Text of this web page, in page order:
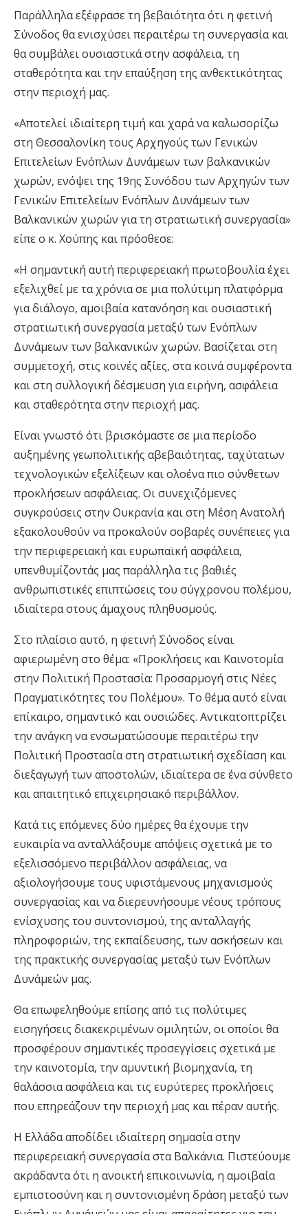
Παράλληλα εξέφρασε τη βεβαιότητα ότι η φετινή
Σύνοδος θα ενισχύσει περαιτέρω τη συνεργασία και
θα συμβάλει ουσιαστικά στην ασφάλεια, τη
σταθερότητα και την επαύξηση της ανθεκτικότητας
στην περιοχή μας.
«Αποτελεί ιδιαίτερη τιμή και χαρά να καλωσορίζω
στη Θεσσαλονίκη τους Αρχηγούς των Γενικών
Επιτελείων Ενόπλων Δυνάμεων των βαλκανικών
χωρών, ενόψει της 19ης Συνόδου των Αρχηγών των
Γενικών Επιτελείων Ενόπλων Δυνάμεων των
Βαλκανικών χωρών για τη στρατιωτική συνεργασία»
είπε ο κ. Χούπης και πρόσθεσε:
«Η σημαντική αυτή περιφερειακή πρωτοβουλία έχει
εξελιχθεί με τα χρόνια σε μια πολύτιμη πλατφόρμα
για διάλογο, αμοιβαία κατανόηση και ουσιαστική
στρατιωτική συνεργασία μεταξύ των Ενόπλων
Δυνάμεων των βαλκανικών χωρών. Βασίζεται στη
συμμετοχή, στις κοινές αξίες, στα κοινά συμφέροντα
και στη συλλογική δέσμευση για ειρήνη, ασφάλεια
και σταθερότητα στην περιοχή μας.
Eίναι γνωστό ότι βρισκόμαστε σε μια περίοδο
αυξημένης γεωπολιτικής αβεβαιότητας, ταχύτατων
τεχνολογικών εξελίξεων και ολοένα πιο σύνθετων
προκλήσεων ασφάλειας. Οι συνεχιζόμενες
συγκρούσεις στην Ουκρανία και στη Μέση Ανατολή
εξακολουθούν να προκαλούν σοβαρές συνέπειες για
την περιφερειακή και ευρωπαϊκή ασφάλεια,
υπενθυμίζοντάς μας παράλληλα τις βαθιές
ανθρωπιστικές επιπτώσεις του σύγχρονου πολέμου,
ιδιαίτερα στους άμαχους πληθυσμούς.
Στο πλαίσιο αυτό, η φετινή Σύνοδος είναι
αφιερωμένη στο θέμα: «Προκλήσεις και Καινοτομία
στην Πολιτική Προστασία: Προσαρμογή στις Νέες
Πραγματικότητες του Πολέμου». Το θέμα αυτό είναι
επίκαιρο, σημαντικό και ουσιώδες. Αντικατοπτρίζει
την ανάγκη να ενσωματώσουμε περαιτέρω την
Πολιτική Προστασία στη στρατιωτική σχεδίαση και
διεξαγωγή των αποστολών, ιδιαίτερα σε ένα σύνθετο
και απαιτητικό επιχειρησιακό περιβάλλον.
Κατά τις επόμενες δύο ημέρες θα έχουμε την
ευκαιρία να ανταλλάξουμε απόψεις σχετικά με το
εξελισσόμενο περιβάλλον ασφάλειας, να
αξιολογήσουμε τους υφιστάμενους μηχανισμούς
συνεργασίας και να διερευνήσουμε νέους τρόπους
ενίσχυσης του συντονισμού, της ανταλλαγής
πληροφοριών, της εκπαίδευσης, των ασκήσεων και
της πρακτικής συνεργασίας μεταξύ των Ενόπλων
Δυνάμεών μας.
Θα επωφεληθούμε επίσης από τις πολύτιμες
εισηγήσεις διακεκριμένων ομιλητών, οι οποίοι θα
προσφέρουν σημαντικές προσεγγίσεις σχετικά με
την καινοτομία, την αμυντική βιομηχανία, τη
θαλάσσια ασφάλεια και τις ευρύτερες προκλήσεις
που επηρεάζουν την περιοχή μας και πέραν αυτής.
Η Ελλάδα αποδίδει ιδιαίτερη σημασία στην
περιφερειακή συνεργασία στα Βαλκάνια. Πιστεύουμε
ακράδαντα ότι η ανοικτή επικοινωνία, η αμοιβαία
εμπιστοσύνη και η συντονισμένη δράση μεταξύ των